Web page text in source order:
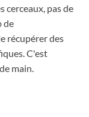
cerceaux, pas de
de
récupérer des
C'est
main.